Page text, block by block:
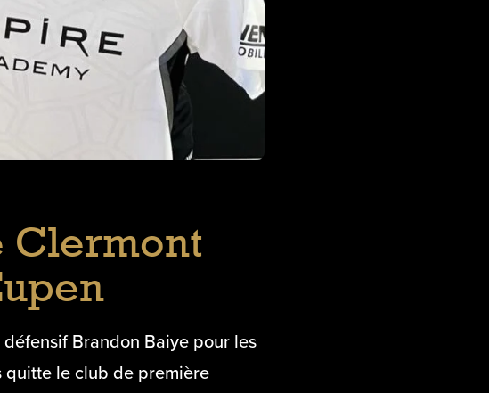
Clermont
Brandon Baiye pour les
quitte le club de première